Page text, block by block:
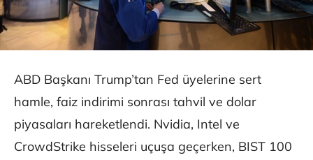
ABD Başkanı Trump’tan Fed üyelerine sert
hamle, faiz indirimi sonrası tahvil ve dolar
piyasaları hareketlendi. Nvidia, Intel ve
CrowdStrike hisseleri uçuşa geçerken, BIST 100